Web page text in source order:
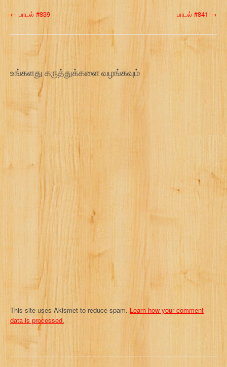
P
o
t
a
g
← பாடல் #839 பாடல் #841 →
உங்களது கருத்துக்களை வழங்கவும்
This site uses Akismet to reduce spam. Learn how your comment
data is processed.